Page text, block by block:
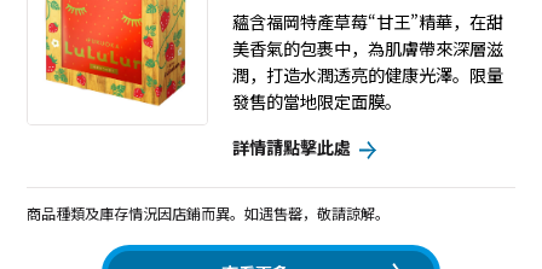
蘊含福岡特產草莓“甘王”精華，在甜
美香氣的包裹中，為肌膚帶來深層滋
潤，打造水潤透亮的健康光澤。限量
發售的當地限定面膜。
詳情請點擊此處
商品種類及庫存情況因店鋪而異。如遇售罄，敬請諒解。